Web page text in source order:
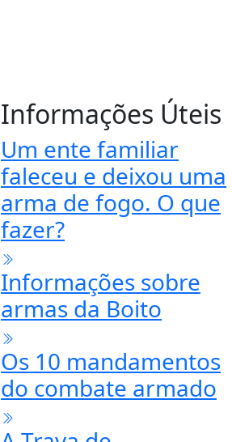
Sala de Armas Redação
Informações Úteis
Um ente familiar
faleceu e deixou uma
arma de fogo. O que
fazer?
Informações sobre